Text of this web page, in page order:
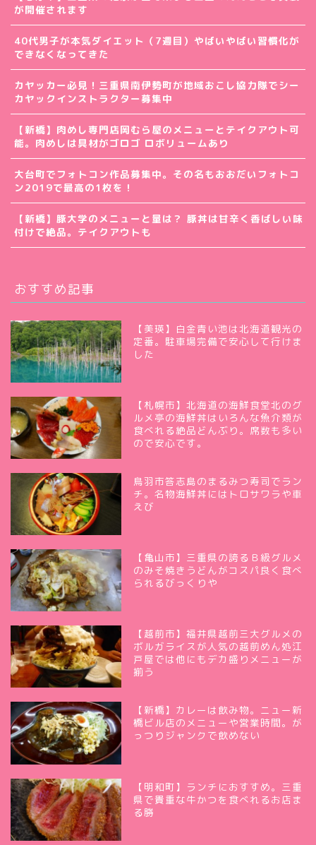
が開催されます
40代男子が本気ダイエット（7週目）やばいやばい習慣化が
できなくなってきた
カヤッカー必見！三重県南伊勢町が地域おこし協力隊でシー
カヤックインストラクター募集中
【新橋】肉めし専門店岡むら屋のメニューとテイクアウト可
能。肉めしは具材がゴロゴ ロボリュームあり
大台町でフォトコン作品募集中。その名もおおだいフォトコ
ン2019で最高の1枚を！
【新橋】豚大学のメニューと量は？ 豚丼は甘辛く香ばしい味
付けで絶品。テイクアウトも
おすすめ記事
【美瑛】白金青い池は北海道観光の
定番。駐車場完備で安心して行けま
した
【札幌市】北海道の海鮮食堂北のグ
ルメ亭の海鮮丼はいろんな魚介類が
食べれる絶品どんぶり。席数も多い
ので安心です。
鳥羽市答志島のまるみつ寿司でラン
チ。名物海鮮丼にはトロサワラや車
えび
【亀山市】三重県の誇るＢ級グルメ
のみそ焼きうどんがコスパ良く食べ
られるびっくりや
【越前市】福井県越前三大グルメの
ボルガライスが人気の越前めん処江
戸屋では他にもデカ盛りメニューが
揃う
【新橋】カレーは飲み物。ニュー新
橋ビル店のメニューや営業時間。が
っつりジャンクで飲めない
【明和町】ランチにおすすめ。三重
県で貴重な牛かつを食べれるお店ま
る勝